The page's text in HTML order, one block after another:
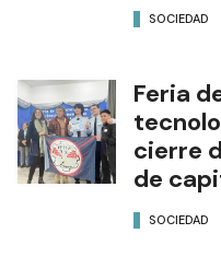
SOCIEDAD
Feria
cierre
de
SOCIEDAD